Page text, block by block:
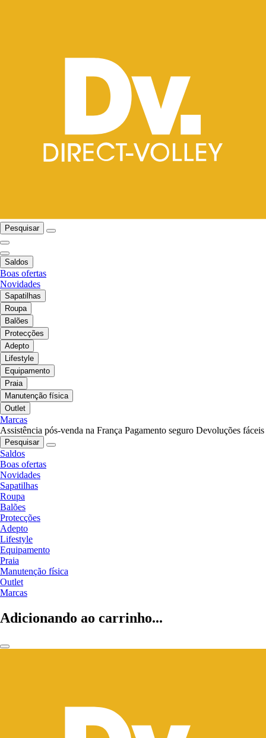
Pesquisar
Saldos
Boas ofertas
Novidades
Sapatilhas
Roupa
Balões
Protecções
Adepto
Lifestyle
Equipamento
Praia
Manutenção física
Outlet
Marcas
Assistência pós-venda na França Pagamento seguro Devoluções fáceis
Pesquisar
Saldos
Boas ofertas
Novidades
Sapatilhas
Roupa
Balões
Protecções
Adepto
Lifestyle
Equipamento
Praia
Manutenção física
Outlet
Marcas
Adicionando ao carrinho...